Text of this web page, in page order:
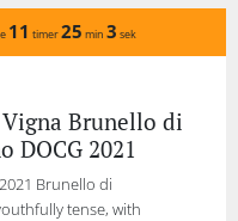
11 timer25 min 3 sek
Vigna Brunello di
DOCG 2021
Brunello di
tense, with